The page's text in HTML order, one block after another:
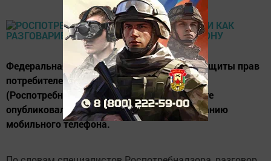
Федеральная служба по надзору в сфере защиты прав
потребителей и благополучия человека
(Роспотребнадзор) 10 января на своем сайте
опубликовала рекомендации по использованию
мобильного телефона.